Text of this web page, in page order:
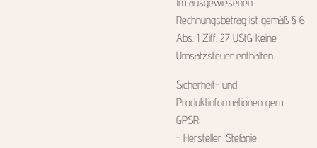
Rechnungsbetrag ist gemäß § 6
Abs. 1 Ziff. 27 UStG keine
Umsatzsteuer enthalten.
Sicherheit- und
Produktinformationen gem.
GPSR:
- Hersteller: Stefanie